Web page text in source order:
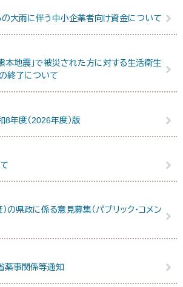
大雨に伴う中小企業者向け資金について
本地震」で被災された方に対する生活衛生
終了について
年度（2026年度）版
の県政に係る意見募集（パブリック・コメン
薬事関係等通知